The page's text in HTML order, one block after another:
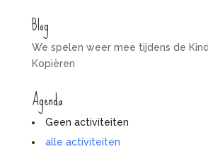
Blog
We spelen weer mee tijdens de
Kopiëren
Agenda
Geen activiteiten
alle activiteiten